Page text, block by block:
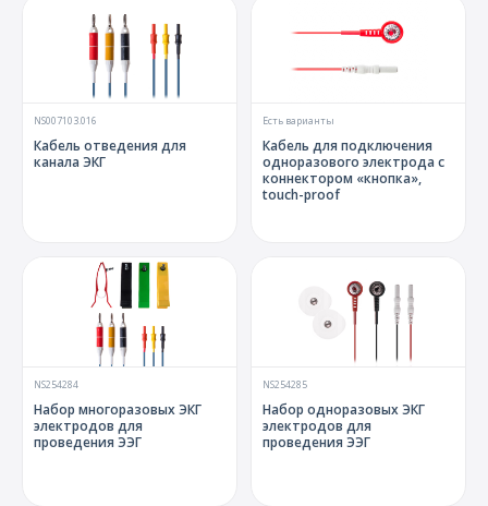
NS007103.016
Кабель отведения для
канала ЭКГ
Есть варианты
Кабель для подключения
одноразового электрода с
коннектором «кнопка»,
touch-proof
NS254284
Набор многоразовых ЭКГ
электродов для
проведения ЭЭГ
NS254285
Набор одноразовых ЭКГ
электродов для
проведения ЭЭГ